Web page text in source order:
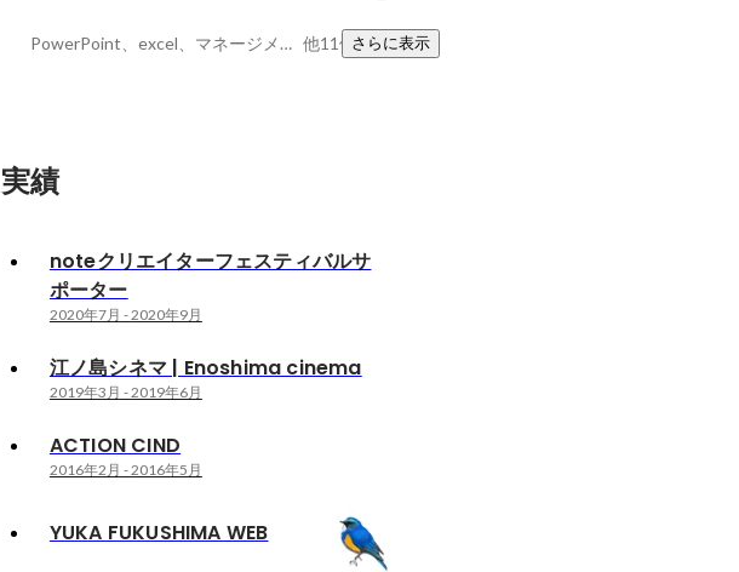
PowerPoint、excel、マネージメント 他11件さらに表示
実績
noteクリエイターフェスティバルサ
ポーター
2020年7月 -2020年9月
江ノ島シネマ | Enoshima cinema
2019年3月 -2019年6月
ACTION CIND
2016年2月 -2016年5月
YUKA FUKUSHIMA WEB